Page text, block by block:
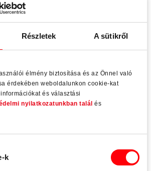
Részletek A sütikről
élmény biztosítása és az Önnel való
érdekében weboldalunkon cookie-kat
és választási
nyilatkozatunkban talál és
k
Fa és műanyag
Max. 2,000 mm
Max.
mm
Max. 200